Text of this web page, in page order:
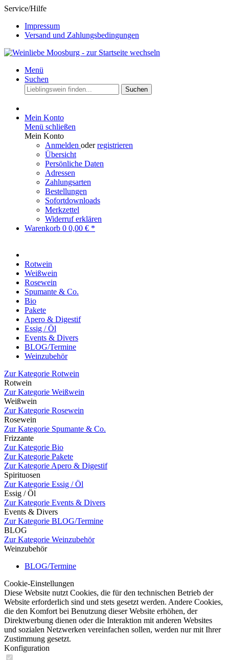
Service/Hilfe
Impressum
Versand und Zahlungsbedingungen
Menü
Suchen
Suchen
Mein Konto
Menü schließen
Mein Konto
Anmelden oderregistrieren
Übersicht
Persönliche Daten
Adressen
Zahlungsarten
Bestellungen
Sofortdownloads
Merkzettel
Widerruf erklären
Warenkorb 0 0,00 € *
Rotwein
Weißwein
Rosewein
Spumante & Co.
Bio
Pakete
Apero & Digestif
Essig / Öl
Events & Divers
BLOG/Termine
Weinzubehör
Zur Kategorie Rotwein
Rotwein
Zur Kategorie Weißwein
Weißwein
Zur Kategorie Rosewein
Rosewein
Zur Kategorie Spumante & Co.
Frizzante
Zur Kategorie Bio
Zur Kategorie Pakete
Zur Kategorie Apero & Digestif
Spirituosen
Zur Kategorie Essig / Öl
Essig / Öl
Zur Kategorie Events & Divers
Events & Divers
Zur Kategorie BLOG/Termine
BLOG
Zur Kategorie Weinzubehör
Weinzubehör
BLOG/Termine
Cookie-Einstellungen
Diese Website nutzt Cookies, die für den technischen Betrieb der
Website erforderlich sind und stets gesetzt werden. Andere Cookies,
die den Komfort bei Benutzung dieser Website erhöhen, der
Direktwerbung dienen oder die Interaktion mit anderen Websites
und sozialen Netzwerken vereinfachen sollen, werden nur mit Ihrer
Zustimmung gesetzt.
Konfiguration